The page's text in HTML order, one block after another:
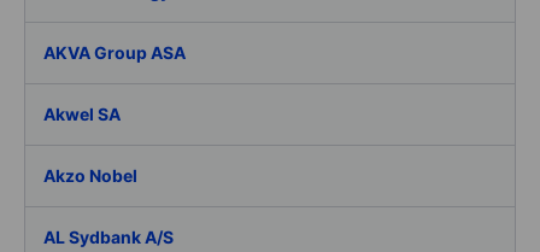
AKVA Group ASA
Akwel SA
Akzo Nobel
AL Sydbank A/S